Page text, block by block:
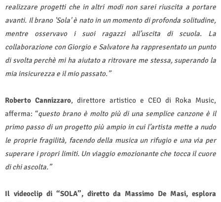
realizzare progetti che in altri modi non sarei riuscita a portare
avanti. Il brano 'Sola'è nato in un momento di profonda solitudine,
mentre osservavo i suoi ragazzi all’uscita di scuola. La
collaborazione con Giorgio e Salvatore ha rappresentato un punto
di svolta perchè mi ha aiutato a ritrovare me stessa, superando la
mia insicurezza e il mio passato.”
Roberto Cannizzaro, direttore artistico e CEO di Roka Music,
afferma: “questo brano è molto più di una semplice canzone è il
primo passo di un progetto più ampio in cui l’artista mette a nudo
le proprie fragilità, facendo della musica un rifugio e una via per
superare i propri limiti. Un viaggio emozionante che tocca il cuore
di chi ascolta.”
Il videoclip di “SOLA”, diretto da Massimo De Masi, esplora